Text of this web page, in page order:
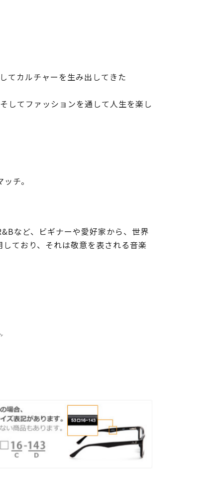
てカルチャーを生み出してきた
してファッションを通して人生を楽し
チ。
など、ビギナーや愛好家から、世界
ており、それは敬意を表される音楽